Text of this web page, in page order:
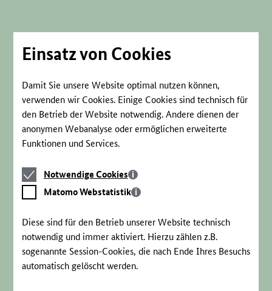
Einsatz von Cookies
Damit Sie unsere Website optimal nutzen können,
verwenden wir Cookies. Einige Cookies sind technisch für
den Betrieb der Website notwendig. Andere dienen der
anonymen Webanalyse oder ermöglichen erweiterte
Funktionen und Services.
Notwendige
Cookies
Notwendige Cookies
Matomo
Webstatistik
Matomo Webstatistik
Diese sind für den Betrieb unserer Website technisch
notwendig und immer aktiviert. Hierzu zählen z.B.
sogenannte Session-Cookies, die nach Ende Ihres Besuchs
automatisch gelöscht werden.